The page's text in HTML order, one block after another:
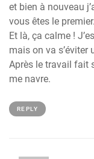
et bien à nouveau
vous êtes le premier.
Et là, ça calme !
mais on va s’éviter
Après le travail fait
me navre.
REPLY